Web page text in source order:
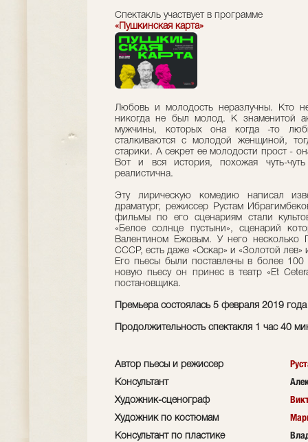
Спектакль участвует в программе
«Пушкинская карта»
Любовь и молодость неразлучны. Кто
никогда не был молод. К знаменитой
мужчины, которых она когда -то
сталкиваются с молодой женщиной,
старики. А секрет ее молодости прост -
Вот и вся история, похожая чуть-
реалистична.
Эту лирическую комедию написал
драматург, режиссер Рустам
фильмы по его сценариям стали
«Белое солнце пустыни», сценарий
Валентином Ежовым. У него несколько
СССР, есть даже «Оскар» и «Золотой лев»
Его пьесы были поставлены в более
новую пьесу он принес в театр «Et
постановщика.
Премьера состоялась 5 февраля 2019 года
Продолжительность спектакля 1 час 40
Автор пьесы и режиссер
Консультант
Художник-сценограф
Художник по костюмам
Консультант по пластике